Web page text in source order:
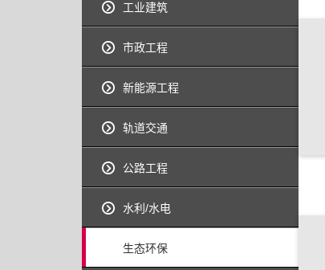
工业建筑
市政工程
新能源工程
轨道交通
公路工程
水利/水电
生态环保